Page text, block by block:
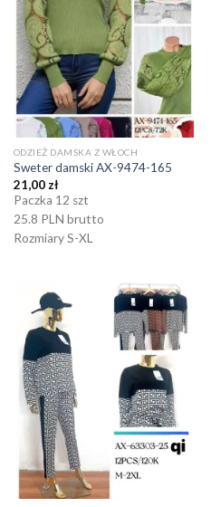
ODZIEŻ DAMSKA Z WŁOCH
Sweter damski AX-9474-165
21,00 zł
Paczka 12 szt
25.8 PLN brutto
Rozmiary S-XL